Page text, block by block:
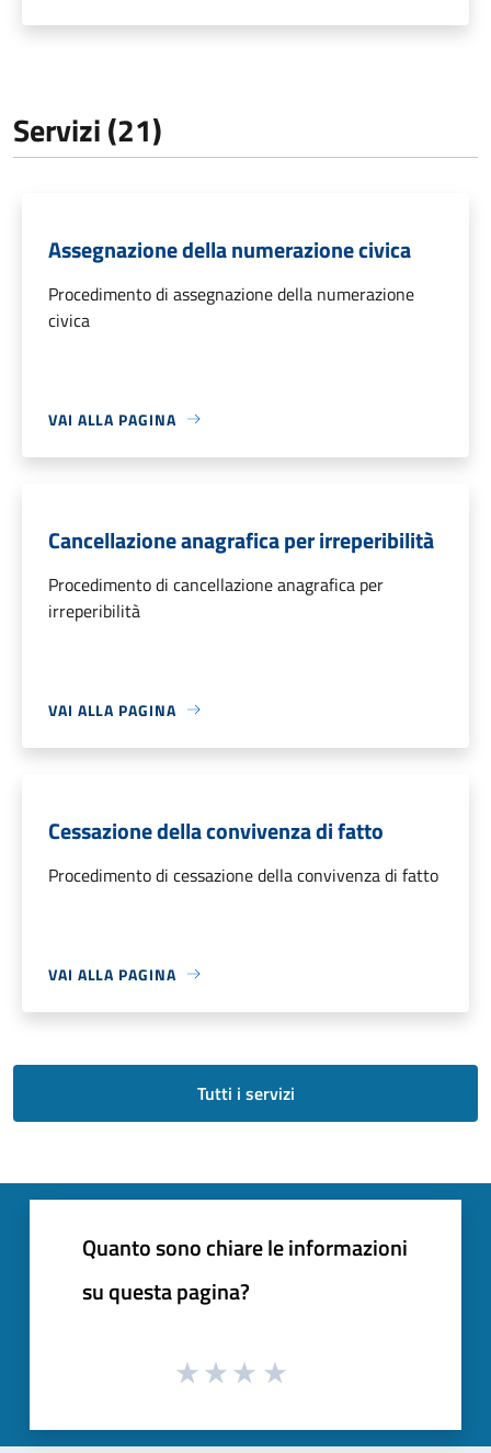
Servizi (21)
Assegnazione della numerazione civica
Procedimento di assegnazione della numerazione
civica
VAI ALLA PAGINA
Cancellazione anagrafica per irreperibilità
Procedimento di cancellazione anagrafica per
irreperibilità
VAI ALLA PAGINA
Cessazione della convivenza di fatto
Procedimento di cessazione della convivenza di fatto
VAI ALLA PAGINA
Tutti i servizi
Quanto sono chiare le informazioni
su questa pagina?